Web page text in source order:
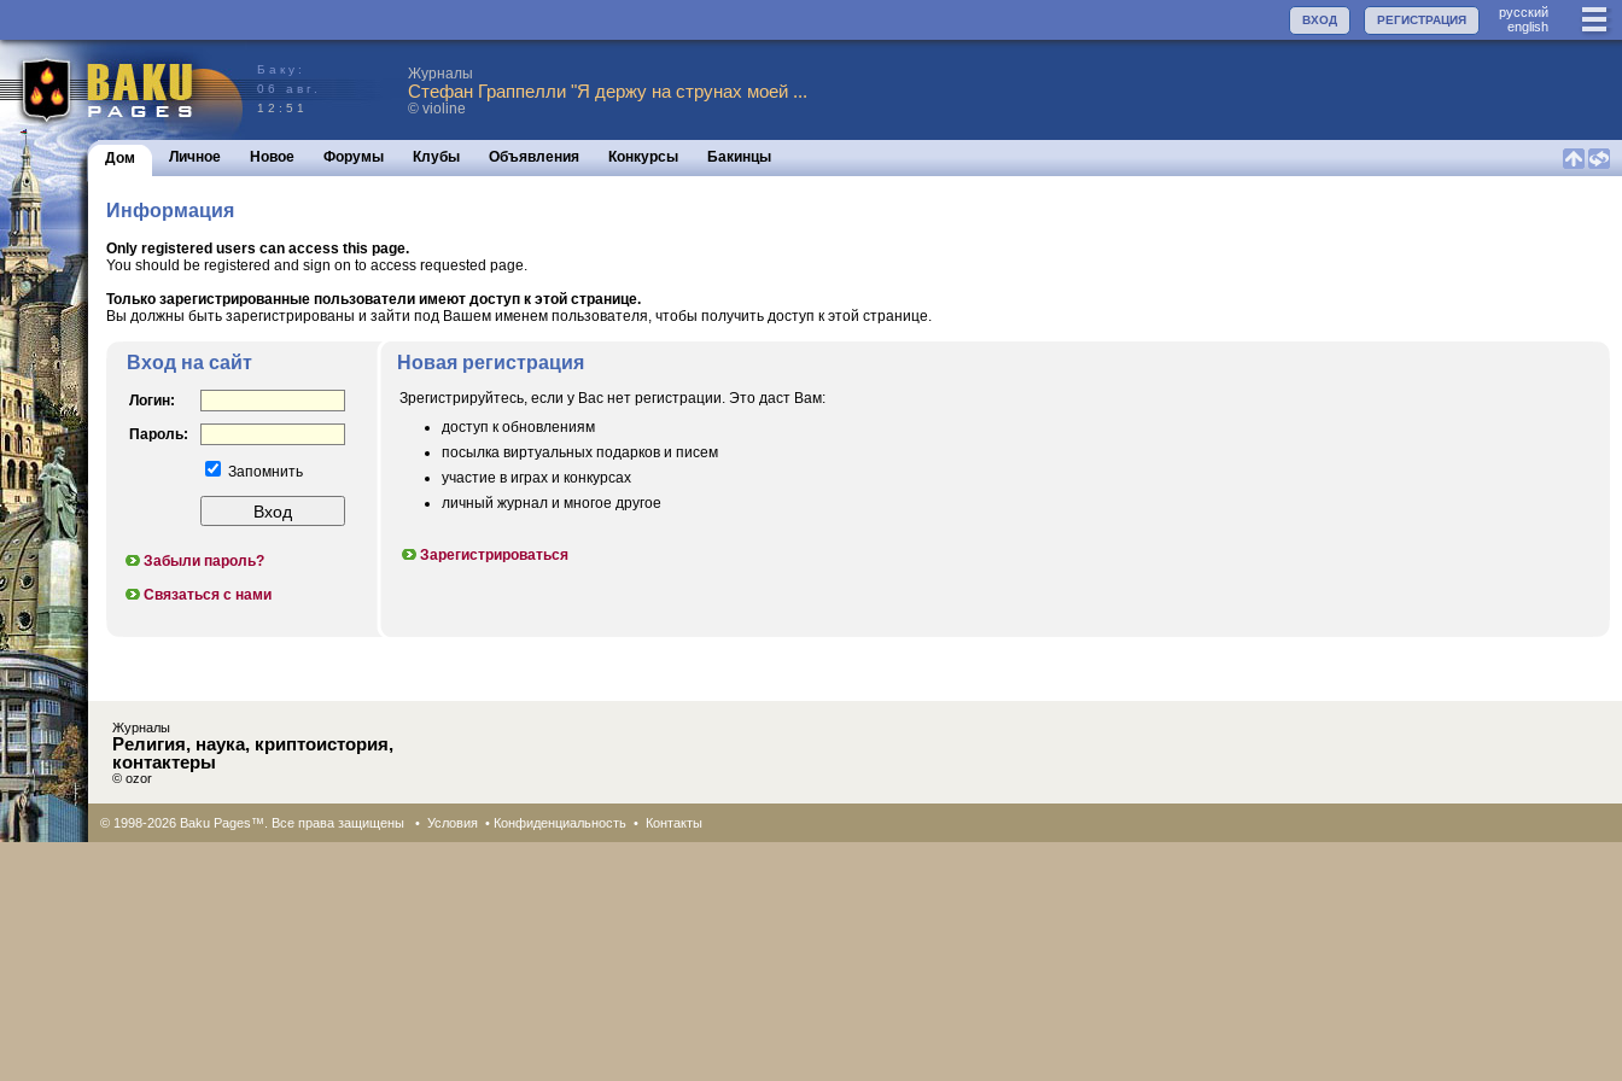
руccкий
english
РЕГИСТРАЦИЯ
ВХОД
Баку:
06 авг.
12:51
Журналы
Стефан Граппелли "Я держу на струнах моей ...
© violine
Дом Личное Новое Форумы Клубы Объявления Конкурсы Бакинцы
Информация
Only registered users can access this page.
You should be registered and sign on to access requested page.
Только зарегистрированные пользователи имеют доступ к этой странице.
Вы должны быть зарегистрированы и зайти под Вашем именем пользователя, чтобы получить доступ к этой странице.
Вход на сайт
Логин:
Пароль:
Запомнить
Забыли пароль?
Связаться с нами
Новая регистрация
Зрегистрируйтесь, если у Вас нет регистрации. Это даст Вам:
доступ к обновлениям
посылка виртуальных подарков и писем
участие в играх и конкурсах
личный журнал и многое другое
Зарегистрироваться
Журналы
Религия, наука, криптоистория,
контактеры
© ozor
© 1998-2026 Baku Pages™. Все права защищены • Условия • Конфиденциальность • Контакты